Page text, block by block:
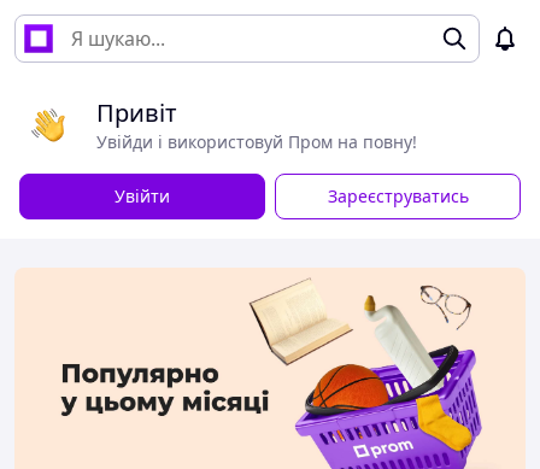
Привіт
Увійди і використовуй Пром на повну!
Увійти Зареєструватись